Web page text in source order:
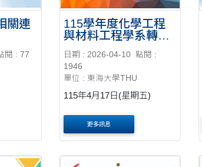
關連
閱 : 77
115學年度化學工程
與材料工程學系轉系
日期 : 2026-04-10 點閱 :
1946
單位 : 東海大學THU
115年4月17日(星期五)
更多訊息